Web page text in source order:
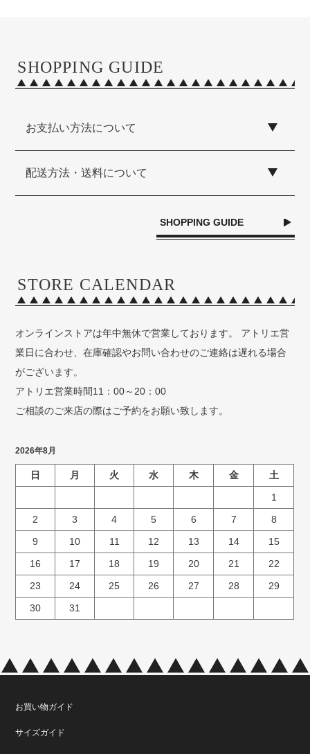
SHOPPING GUIDE
お支払い方法について
配送方法・送料について
SHOPPING GUIDE
STORE CALENDAR
オンラインストアは年中無休で営業しております。 アトリエ営
業日に合わせ、在庫確認やお問い合わせのご連絡は遅れる場合
がございます。
アトリエ営業時間11：00～20：00
ご相談のご来店の際はご予約をお願い致します。
2026年8月
日 月 火 水 木 金
土
1
2
3 4 5 6 7
8
9
10 11 12 13 14
15
16
17 18 19 20 21
22
23
24 25 26 27 28
29
30
31
お買い物ガイド
サイズガイド